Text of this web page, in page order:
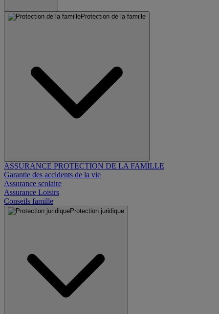
Protection de la famille
ASSURANCE PROTECTION DE LA FAMILLE
Garantie des accidents de la vie
Assurance scolaire
Assurance Loisirs
Conseils famille
Protection juridique